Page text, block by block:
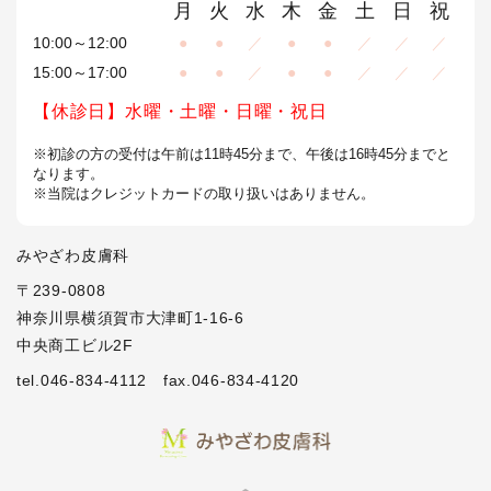
月 火 水 木 金 土 日 祝
10:00～12:00 ● ● ／ ● ● ／ ／
／
15:00～17:00
● ● ／ ● ● ／ ／ ／
【休診日】水曜・土曜・日曜・祝日
※初診の方の受付は午前は11時45分まで、午後は16時45分までと
なります。
※当院はクレジットカードの取り扱いはありません。
みやざわ皮膚科
〒239-0808
神奈川県横須賀市大津町1-16-6
中央商工ビル2F
tel.046-834-4112
fax.046-834-4120